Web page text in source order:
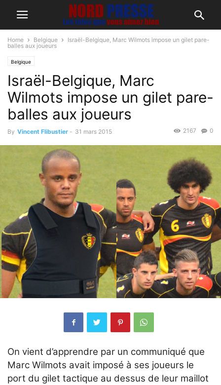
Home Belgique
Israël-Belgique, Marc Wilmots impose un gilet pare-
balles aux joueurs
Belgique
Israël-Belgique, Marc
Wilmots impose un gilet pare-
balles aux joueurs
By Vincent Flibustier - 31 mars 2015 0
2167
On vient d’apprendre par un communiqué que
Marc Wilmots avait imposé à ses joueurs le
port du gilet tactique au dessus de leur maillot